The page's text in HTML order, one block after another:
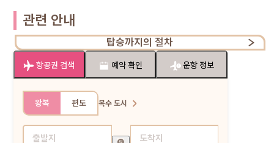
관련 안내
탑승까지의 절차
항공권 검색 예약 확인 운항 정보
왕복 편도 복수 도시